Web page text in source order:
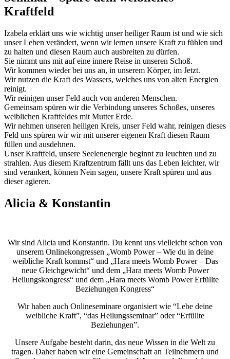
Kraftfeld
Izabela erklärt uns wie wichtig unser heiliger Raum ist und wie sich
unser Leben verändert, wenn wir lernen unsere Kraft zu fühlen und
zu halten und diesen Raum auch ausbreiten zu dürfen.
Sie nimmt uns mit auf eine innere Reise in unseren Schoß.
Wir kommen wieder bei uns an, in unserem Körper, im Jetzt.
Wir nutzen die Kraft des Wassers, welches uns von alten Energien
reinigt.
Wir reinigen unser Feld auch von anderen Menschen.
Gemeinsam spüren wir die Verbindung unseres Schoßes, unseres
weiblichen Kraftfeldes mit Mutter Erde.
Wir nehmen unseren heiligen Kreis, unser Feld wahr, reinigen dieses
Feld uns spüren wir wir mit unserer eigenen Kraft diesen Raum
füllen und ausdehnen.
Unser Kraftfeld, unsere Seelenenergie beginnt zu leuchten und zu
strahlen. Aus diesem Kraftzentrum fällt uns das Leben leichter, wir
sind verankert, können Nein sagen, unsere Kraft spüren und aus
dieser agieren.
Alicia & Konstantin
Wir sind Alicia und Konstantin. Du kennt uns vielleicht schon von
unserem Onlinekongressen „Womb Power – Wie du in deine
weibliche Kraft kommst“ und „Hara meets Womb Power – Das
neue Gleichgewicht“ und dem „Hara meets Womb Power
Heilungskongress“ und dem „Hara meets Womb Power Erfüllte
Beziehungen Kongress“
Wir haben auch Onlineseminare organisiert wie “Lebe deine
weibliche Kraft”, “das Heilungsseminar” oder “Erfüllte
Beziehungen”.
Unsere Aufgabe besteht darin, das neue Wissen in die Welt zu
tragen. Daher haben wir eine Gemeinschaft an Teilnehmern und